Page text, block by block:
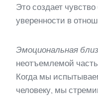
Это создает
уверенности в
Эмоциональная
неотъемлемой
Когда мы
человеку, мы